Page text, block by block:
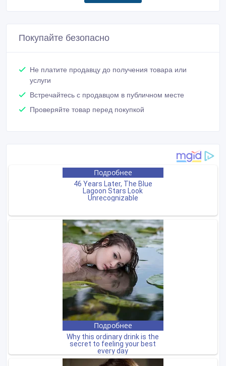
Покупайте безопасно
Не платите продавцу до получения товара или
услуги
Встречайтесь с продавцом в публичном месте
Проверяйте товар перед покупкой